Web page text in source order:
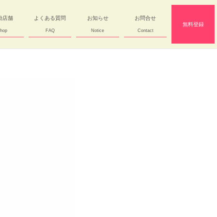
店舗 よくある質問
FAQ
お知らせ
Notice
お問合せ
Contact
無料登録